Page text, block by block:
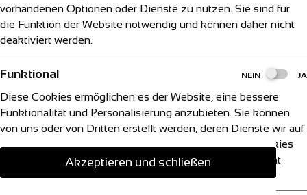
vorhandenen Optionen oder Dienste zu nutzen. Sie sind für
die Funktion der Website notwendig und können daher nicht
deaktiviert werden.
Funktional NEIN JA
Diese Cookies ermöglichen es der Website, eine bessere
Funktionalität und Personalisierung anzubieten. Sie können
von uns oder von Dritten erstellt werden, deren Dienste wir auf
unseren Seiten hinzugefügt haben. Wenn Sie diese Cookies
nicht zulassen, funktionieren einige unserer Dienste nicht
richtig.
Akzeptieren und schließen